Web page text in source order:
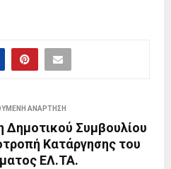
ΑΝΆΡΤΗΣΗ
Δημοτικού Συμβουλίου
Κατάργησης του
ΕΛ.ΤΑ.